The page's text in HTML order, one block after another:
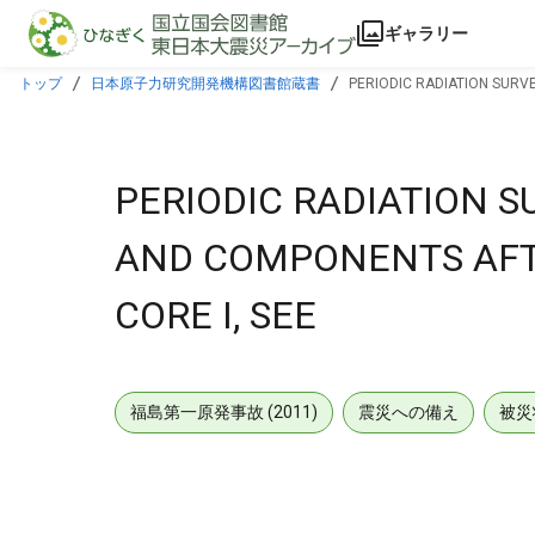
本文に飛ぶ
ギャラリー
トップ 日本原子力研究開発機構図書館蔵書 PERIODIC RADIATION
PERIODIC RADIATION
AND COMPONENTS
CORE I, SEE
福島第一原発事故 (2011) 震災への備え 被災